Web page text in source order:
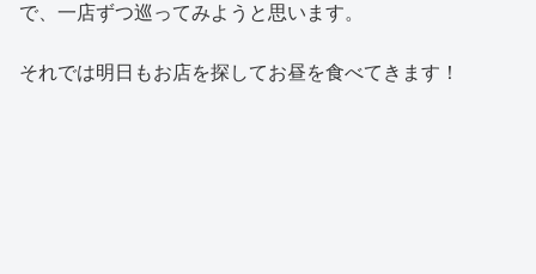
で、一店ずつ巡ってみようと思います。
それでは明日もお店を探してお昼を食べてきます！